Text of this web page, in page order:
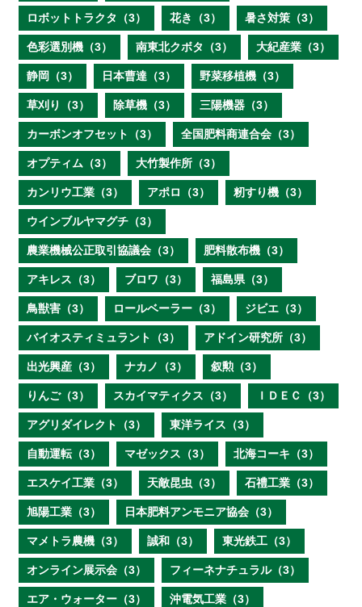
ロボットトラクタ（3） 花き（3） 暑さ対策（3）
色彩選別機（3） 南東北クボタ（3） 大紀産業（3）
静岡（3） 日本曹達（3） 野菜移植機（3）
草刈り（3） 除草機（3） 三陽機器（3）
カーボンオフセット（3） 全国肥料商連合会（3）
オプティム（3） 大竹製作所（3）
カンリウ工業（3） アポロ（3） 籾すり機（3）
ウインブルヤマグチ（3）
農業機械公正取引協議会（3） 肥料散布機（3）
アキレス（3） ブロワ（3） 福島県（3）
鳥獣害（3） ロールベーラー（3） ジビエ（3）
バイオスティミュラント（3） アドイン研究所（3）
出光興産（3） ナカノ（3） 叙勲（3）
りんご（3） スカイマティクス（3） ＩＤＥＣ（3）
アグリダイレクト（3） 東洋ライス（3）
自動運転（3） マゼックス（3） 北海コーキ（3）
エスケイ工業（3） 天敵昆虫（3） 石禮工業（3）
旭陽工業（3） 日本肥料アンモニア協会（3）
マメトラ農機（3） 誠和（3） 東光鉄工（3）
オンライン展示会（3） フィーネナチュラル（3）
エア・ウォーター（3） 沖電気工業（3）